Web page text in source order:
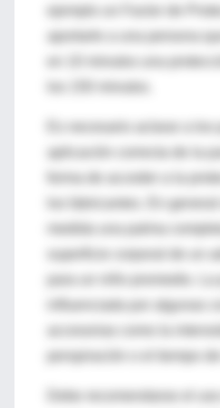
aportarle a una persona
aplicación correcta de la
los fabricantes. En
superficie corporal de un
influenciada por algunas
perspiración o el tiempo